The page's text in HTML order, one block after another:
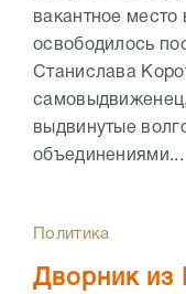
вакантное место
освободилось
Станислава
выдвинутые
объединениями...
Политика
Дворник из